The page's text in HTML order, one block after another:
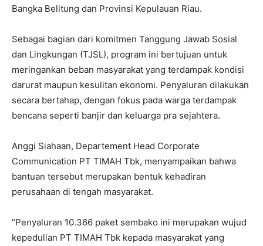
Bangka Belitung dan Provinsi Kepulauan Riau.
Sebagai bagian dari komitmen Tanggung Jawab Sosial
dan Lingkungan (TJSL), program ini bertujuan untuk
meringankan beban masyarakat yang terdampak kondisi
darurat maupun kesulitan ekonomi. Penyaluran dilakukan
secara bertahap, dengan fokus pada warga terdampak
bencana seperti banjir dan keluarga pra sejahtera.
Anggi Siahaan, Departement Head Corporate
Communication PT TIMAH Tbk, menyampaikan bahwa
bantuan tersebut merupakan bentuk kehadiran
perusahaan di tengah masyarakat.
“Penyaluran 10.366 paket sembako ini merupakan wujud
kepedulian PT TIMAH Tbk kepada masyarakat yang